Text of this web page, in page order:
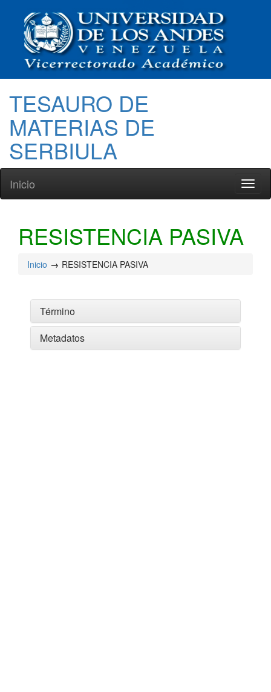
TESAURO DE
MATERIAS DE
SERBIULA
Inicio
RESISTENCIA PASIVA
Inicio RESISTENCIA PASIVA
Término
Metadatos